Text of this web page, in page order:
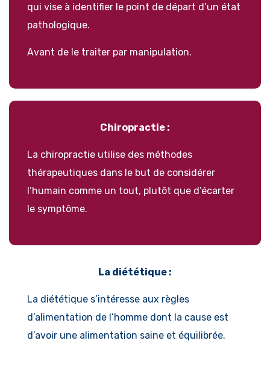
qui vise à identifier le point de départ d’un état
pathologique.
Avant de le traiter par manipulation.
Chiropractie :
La chiropractie utilise des méthodes
thérapeutiques dans le but de considérer
l’humain comme un tout, plutôt que d’écarter
le symptôme.
La diététique :
La diététique s’intéresse aux règles
d’alimentation de l’homme dont la cause est
d’avoir une alimentation saine et équilibrée.